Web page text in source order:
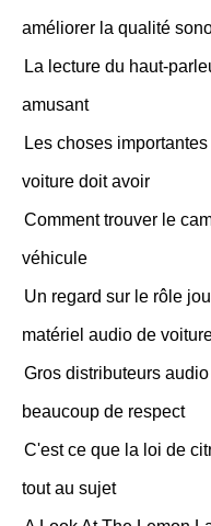
améliorer la qualité
La lecture du haut-
amusant
Les choses
voiture doit avoir
Comment trouver le
véhicule
Un regard sur le rôle
matériel audio de
Gros distributeurs
beaucoup de respect
C'est ce que la loi de
tout au sujet